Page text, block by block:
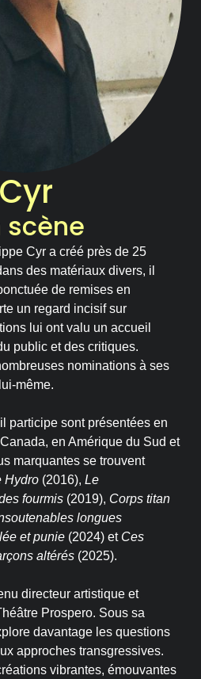
d’amis
des Ateliers-
dans les
scène
Cyr a créé près de 25
des matériaux divers, il
de remises en
un regard incisif sur
lui ont valu un accueil
public et des critiques.
nominations à ses
même.
participe sont présentées en
en Amérique du Sud et
marquantes se trouvent
Hydro (2016),Le
fourmis (2019), Corps titan
longues
et punie (2024) et Ces
altérés (2025).
directeur artistique et
Prospero. Sous sa
davantage les questions
approches transgressives.
vibrantes, émouvantes